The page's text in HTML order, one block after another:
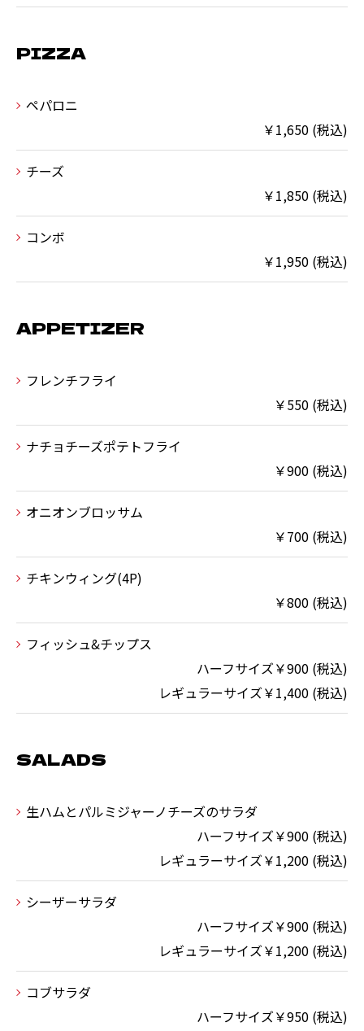
PIZZA
ペパロニ
￥1,650 (税込)
チーズ
￥1,850 (税込)
コンボ
￥1,950 (税込)
APPETIZER
フレンチフライ
￥550 (税込)
ナチョチーズポテトフライ
￥900 (税込)
オニオンブロッサム
￥700 (税込)
チキンウィング(4P)
￥800 (税込)
フィッシュ&チップス
ハーフサイズ￥900 (税込)
レギュラーサイズ￥1,400 (税込)
SALADS
生ハムとパルミジャーノチーズのサラダ
ハーフサイズ￥900 (税込)
レギュラーサイズ￥1,200 (税込)
シーザーサラダ
ハーフサイズ￥900 (税込)
レギュラーサイズ￥1,200 (税込)
コブサラダ
ハーフサイズ￥950 (税込)